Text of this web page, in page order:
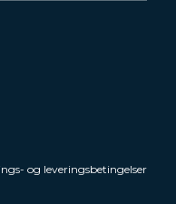
og leveringsbetingelser